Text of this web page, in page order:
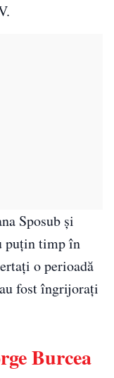
Sposub și
puțin timp în
o perioadă
fost îngrijorați
Burcea